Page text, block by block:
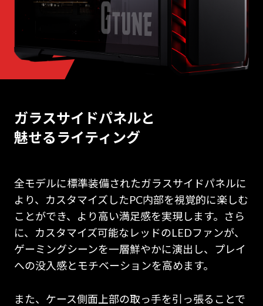
ガラスサイドパネルと
魅せるライティング
全モデルに標準装備されたガラスサイドパネルに
より、カスタマイズしたPC内部を視覚的に楽しむ
ことができ、より高い満足感を実現します。さら
に、カスタマイズ可能なレッドのLEDファンが、
ゲーミングシーンを一層鮮やかに演出し、プレイ
への没入感とモチベーションを高めます。
また、ケース側面上部の取っ手を引っ張ることで